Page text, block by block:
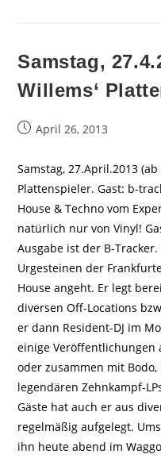
Samstag,
Willems‘
BeitragApril 26, 2013
Samstag, 27.April.2013
Plattenspieler. Gast: b-
House & Techno vom
natürlich nur von Vinyl!
Ausgabe ist der B-
Urgesteinen der
House angeht. Er legt
diversen Off-Locations
er dann Resident-DJ im
einige Veröffentlichungen
oder zusammen mit
legendären Zehnkampf-
Gäste hat auch er aus
regelmäßig aufgelegt.
ihn heute abend im